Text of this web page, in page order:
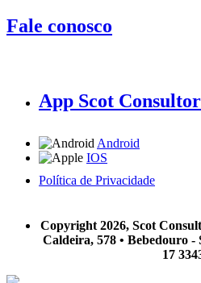
Fale conosco
App Scot
Android
IOS
Política de Privacidade
Copyright 2026, Scot
Caldeira, 578 • Bebedouro -
17